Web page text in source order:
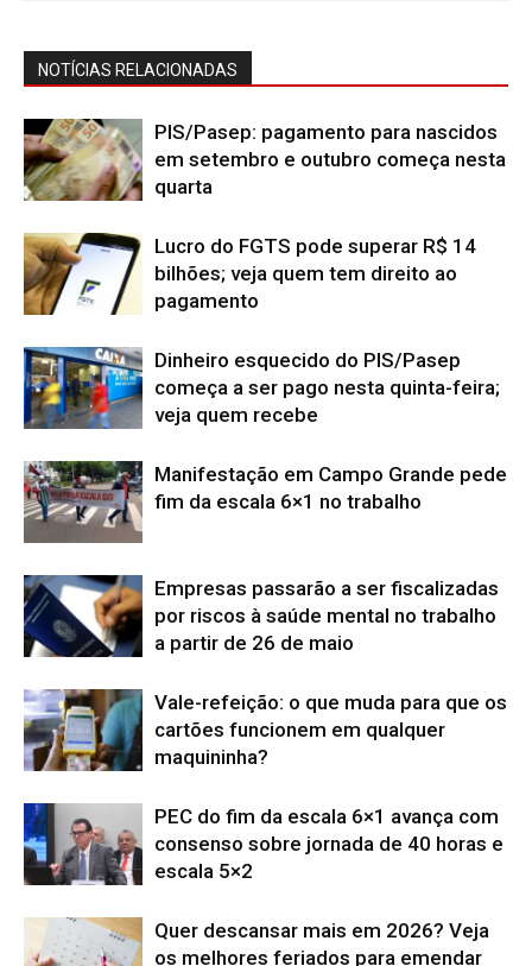
NOTÍCIAS RELACIONADAS
PIS/Pasep: pagamento para nascidos
em setembro e outubro começa nesta
quarta
Lucro do FGTS pode superar R$ 14
bilhões; veja quem tem direito ao
pagamento
Dinheiro esquecido do PIS/Pasep
começa a ser pago nesta quinta-feira;
veja quem recebe
Manifestação em Campo Grande pede
fim da escala 6×1 no trabalho
Empresas passarão a ser fiscalizadas
por riscos à saúde mental no trabalho
a partir de 26 de maio
Vale-refeição: o que muda para que os
cartões funcionem em qualquer
maquininha?
PEC do fim da escala 6×1 avança com
consenso sobre jornada de 40 horas e
escala 5×2
Quer descansar mais em 2026? Veja
os melhores feriados para emendar